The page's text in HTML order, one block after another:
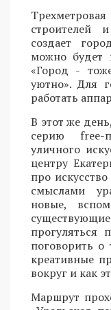
строителей
создает
можно будет
«Город -
уютно». Для
работать
В этот же
серию free-
уличного
центру
про
смыслами
новые,
поговорить о
креативные
вокруг и как
Маршрут